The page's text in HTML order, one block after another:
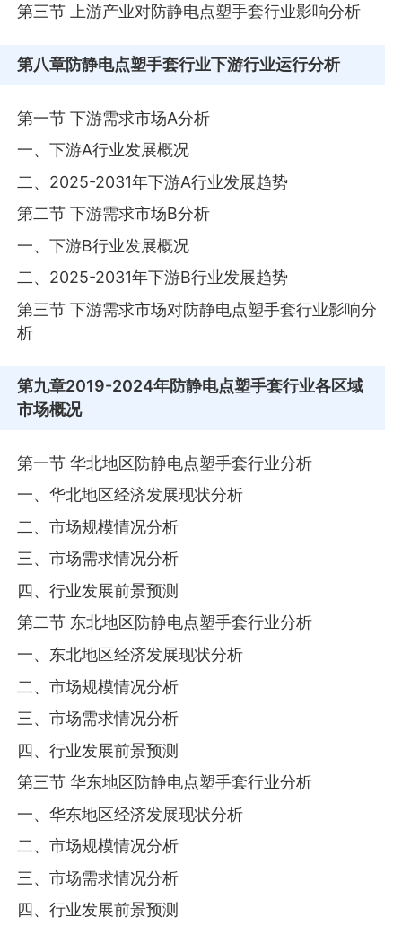
第三节 上游产业对防静电点塑手套行业影响分析
第八章防静电点塑手套行业下游行业运行分析
第一节 下游需求市场A分析
一、下游A行业发展概况
二、2025-2031年下游A行业发展趋势
第二节 下游需求市场B分析
一、下游B行业发展概况
二、2025-2031年下游B行业发展趋势
第三节 下游需求市场对防静电点塑手套行业影响分
析
第九章2019-2024年防静电点塑手套行业各区域
市场概况
第一节 华北地区防静电点塑手套行业分析
一、华北地区经济发展现状分析
二、市场规模情况分析
三、市场需求情况分析
四、行业发展前景预测
第二节 东北地区防静电点塑手套行业分析
一、东北地区经济发展现状分析
二、市场规模情况分析
三、市场需求情况分析
四、行业发展前景预测
第三节 华东地区防静电点塑手套行业分析
一、华东地区经济发展现状分析
二、市场规模情况分析
三、市场需求情况分析
四、行业发展前景预测